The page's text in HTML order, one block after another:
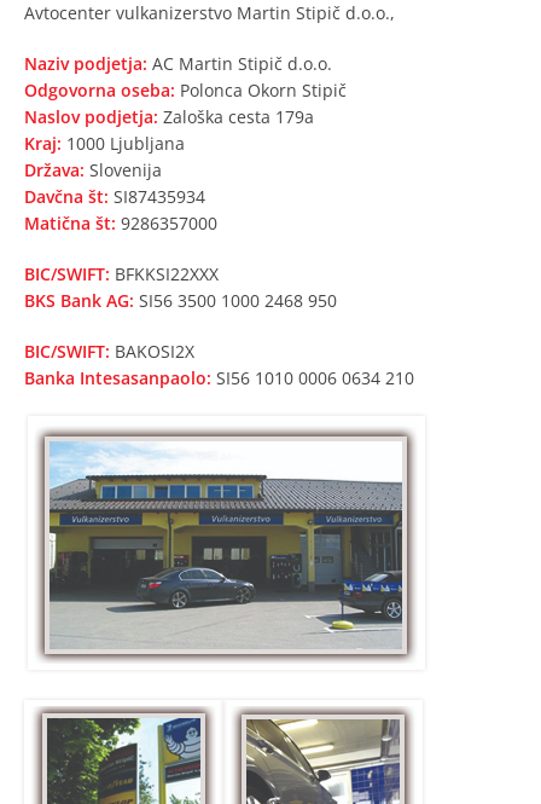
Avtocenter vulkanizerstvo Martin Stipič d.o.o.,
Naziv podjetja: AC Martin Stipič d.o.o.
Odgovorna oseba: Polonca Okorn Stipič
Naslov podjetja: Zaloška cesta 179a
Kraj: 1000 Ljubljana
Država: Slovenija
Davčna št: SI87435934
Matična št: 9286357000
BIC/SWIFT: BFKKSI22XXX
BKS Bank AG: SI56 3500 1000 2468 950
BIC/SWIFT: BAKOSI2X
Banka Intesasanpaolo: SI56 1010 0006 0634 210